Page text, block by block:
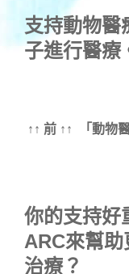
支持動物醫
子進行醫療
↑↑ 前 ↑↑ 「動物
你的支持好
ARC來幫
治療？